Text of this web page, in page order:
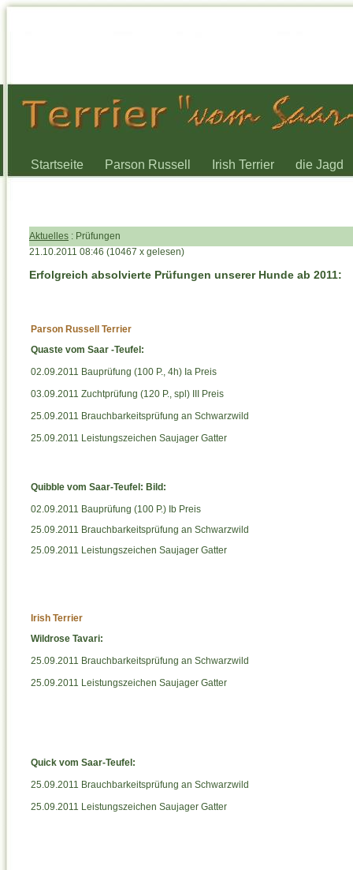
Startseite Parson Russell Irish Terrier die Jagd
Aktuelles : Prüfungen
21.10.2011 08:46 (10467 x gelesen)
Erfolgreich absolvierte Prüfungen unserer Hunde ab 2011:
Parson Russell Terrier
Quaste vom Saar -Teufel:
02.09.2011 Bauprüfung (100 P., 4h) Ia Preis
03.09.2011 Zuchtprüfung (120 P., spl) III Preis
25.09.2011 Brauchbarkeitsprüfung an Schwarzwild
25.09.2011 Leistungszeichen Saujager Gatter
Quibble vom Saar-Teufel: Bild:
02.09.2011 Bauprüfung (100 P.) Ib Preis
25.09.2011 Brauchbarkeitsprüfung an Schwarzwild
25.09.2011 Leistungszeichen Saujager Gatter
Irish Terrier
Wildrose Tavari:
25.09.2011 Brauchbarkeitsprüfung an Schwarzwild
25.09.2011 Leistungszeichen Saujager Gatter
Quick vom Saar-Teufel:
25.09.2011 Brauchbarkeitsprüfung an Schwarzwild
25.09.2011 Leistungszeichen Saujager Gatter